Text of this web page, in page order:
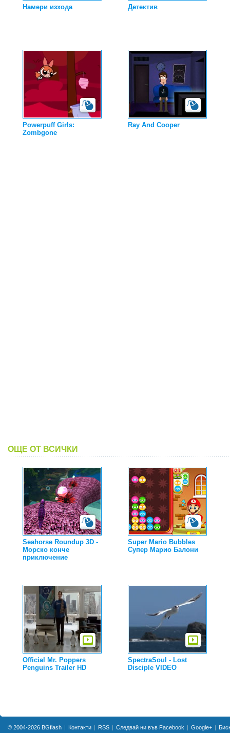
Намери изхода Детектив
Powerpuff Girls:
Zombgone
Ray And Cooper
ОЩЕ ОТ ВСИЧКИ
Seahorse Roundup 3D -
Морско конче
приключение
Super Mario Bubbles
Супер Марио Балони
Official Mr. Poppers
Penguins Trailer HD
SpectraSoul - Lost
Disciple VIDEO
© 2004-2026 BGflash Контакти RSS Следвай ни във Facebook Google+